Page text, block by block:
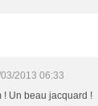
2013 06:33
! Un beau jacquard !